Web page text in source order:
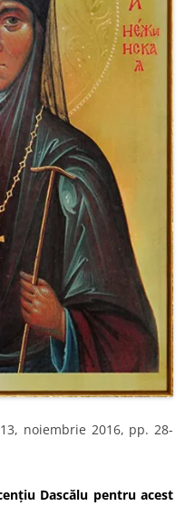
noiembrie 2016, pp. 28-
Dascălu pentru acest